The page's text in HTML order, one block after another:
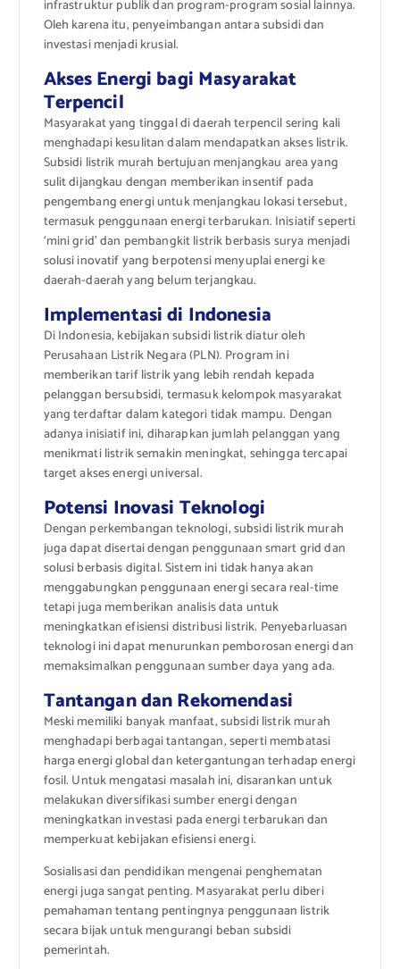
infrastruktur publik dan program-program sosial lainnya.
Oleh karena itu, penyeimbangan antara subsidi dan
investasi menjadi krusial.
Akses Energi bagi Masyarakat
Terpencil
Masyarakat yang tinggal di daerah terpencil sering kali
menghadapi kesulitan dalam mendapatkan akses listrik.
Subsidi listrik murah bertujuan menjangkau area yang
sulit dijangkau dengan memberikan insentif pada
pengembang energi untuk menjangkau lokasi tersebut,
termasuk penggunaan energi terbarukan. Inisiatif seperti
‘mini grid’ dan pembangkit listrik berbasis surya menjadi
solusi inovatif yang berpotensi menyuplai energi ke
daerah-daerah yang belum terjangkau.
Implementasi di Indonesia
Di Indonesia, kebijakan subsidi listrik diatur oleh
Perusahaan Listrik Negara (PLN). Program ini
memberikan tarif listrik yang lebih rendah kepada
pelanggan bersubsidi, termasuk kelompok masyarakat
yang terdaftar dalam kategori tidak mampu. Dengan
adanya inisiatif ini, diharapkan jumlah pelanggan yang
menikmati listrik semakin meningkat, sehingga tercapai
target akses energi universal.
Potensi Inovasi Teknologi
Dengan perkembangan teknologi, subsidi listrik murah
juga dapat disertai dengan penggunaan smart grid dan
solusi berbasis digital. Sistem ini tidak hanya akan
menggabungkan penggunaan energi secara real-time
tetapi juga memberikan analisis data untuk
meningkatkan efisiensi distribusi listrik. Penyebarluasan
teknologi ini dapat menurunkan pemborosan energi dan
memaksimalkan penggunaan sumber daya yang ada.
Tantangan dan Rekomendasi
Meski memiliki banyak manfaat, subsidi listrik murah
menghadapi berbagai tantangan, seperti membatasi
harga energi global dan ketergantungan terhadap energi
fosil. Untuk mengatasi masalah ini, disarankan untuk
melakukan diversifikasi sumber energi dengan
meningkatkan investasi pada energi terbarukan dan
memperkuat kebijakan efisiensi energi.
Sosialisasi dan pendidikan mengenai penghematan
energi juga sangat penting. Masyarakat perlu diberi
pemahaman tentang pentingnya penggunaan listrik
secara bijak untuk mengurangi beban subsidi
pemerintah.